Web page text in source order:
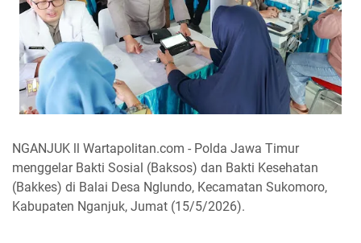
NGANJUK ll Wartapolitan.com - Polda Jawa Timur
menggelar Bakti Sosial (Baksos) dan Bakti Kesehatan
(Bakkes) di Balai Desa Nglundo, Kecamatan Sukomoro,
Kabupaten Nganjuk, Jumat (15/5/2026).